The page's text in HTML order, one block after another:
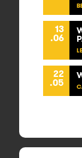
13
.06
22
.05